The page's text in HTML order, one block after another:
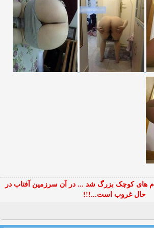
های کوچک بزرگ شد ... در آن سرزمین آفتاب در
حال غروب است...!!!